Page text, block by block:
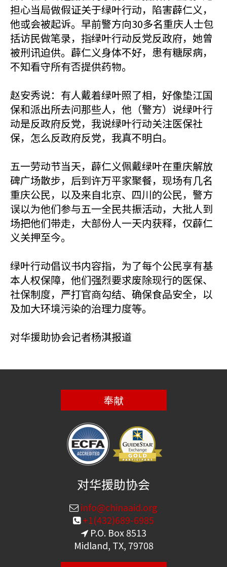
担心当局做假证关于绿叶行动，陷害薜仁义，
他或会被起诉。早前警方向30多名重庆人士包
括访民做笔录，指绿叶行动反党反政府，她曾
被刑讯迫供。薜仁义身体不好，患有糖尿病，
不知看守所有否提供药物。
赵安秀说：有人戴着绿叶照了相，好像垫江国
保和派出所去问那些人，他（警方）说绿叶行
动是反政府反党，我说绿叶行动关注医保社
保，怎么反政府反党，我真不明白。
五一劳动节当天，薜仁义佩戴绿叶在重庆解放
碑广场散步，后到许万平家聚餐，现场有几名
重庆公民，以及来自北京、四川的公民，警方
误以为他们参与五一全民共振活动，大批人到
场把他们带走，大部份人一天内获释，仅薜仁
义关押至今。
绿叶行动倡议书内容指，为了每个公民享有基
本人权保障，他们强烈要求废除现行的医保、
社保制度，严打官商勾结、确保食品安全，以
及加大环境污染的治理力度等。
对华援助协会记者杨淇报道
奉献
对华援助协会
info@chinaaid.org
+1(432)689-6985
P.O. Box 8513
Midland, TX, 79708